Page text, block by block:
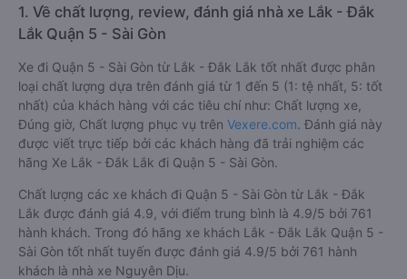
1. Về chất lượng, review, đánh giá nhà xe Lắk - Đắk
Lắk Quận 5 - Sài Gòn
Xe đi Quận 5 - Sài Gòn từ Lắk - Đắk Lắk tốt nhất được phân
loại chất lượng dựa trên đánh giá từ 1 đến 5 (1: tệ nhất, 5: tốt
nhất) của khách hàng với các tiêu chí như: Chất lượng xe,
Đúng giờ, Chất lượng phục vụ trên Vexere.com. Đánh giá này
được viết trực tiếp bởi các khách hàng đã trải nghiệm các
hãng Xe Lắk - Đắk Lắk đi Quận 5 - Sài Gòn.
Chất lượng các xe khách đi Quận 5 - Sài Gòn từ Lắk - Đắk
Lắk được đánh giá 4.9, với điểm trung bình là 4.9/5 bởi 761
hành khách. Trong đó hãng xe khách Lắk - Đắk Lắk Quận 5 -
Sài Gòn tốt nhất tuyến được đánh giá 4.9/5 bởi 761 hành
khách là nhà xe Nguyên Dịu.